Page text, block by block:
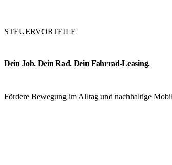
STEUERVORTEILE
Dein J ob. Dein Rad. Dein Fahrrad-Leasing.
Fördere Bewegung im Alltag und nachhaltige